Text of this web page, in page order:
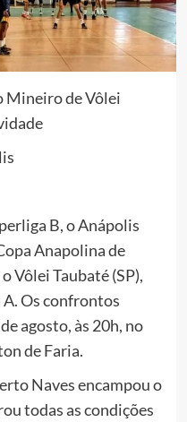
Mineiro de Vôlei
B, o Anápolis
Anapolina de
Vôlei Taubaté (SP),
Os confrontos
agosto, às 20h, no
de Faria.
Naves encampou o
todas as condições